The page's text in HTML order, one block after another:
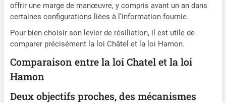
offrir une marge de manœuvre, y compris avant un an dans
certaines configurations liées à l’information fournie.
Pour bien choisir son levier de résiliation, il est utile de
comparer précisément la loi Châtel et la loi Hamon.
Comparaison entre la loi Chatel et la loi
Hamon
Deux objectifs proches, des mécanismes